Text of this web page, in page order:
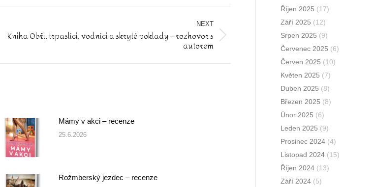
NEXT
NextKniha Obři, trpaslíci, vodníci a skryté poklady – rozhovor s
autorem
Mámy v akci – recenze
25.6.2026
Rožmberský jezdec – recenze
Říjen 2025 (17)
Září 2025 (12)
Srpen 2025 (9)
Červenec 2025 (6)
Červen 2025 (10)
Květen 2025 (7)
Duben 2025 (8)
Březen 2025 (8)
Únor 2025 (6)
Leden 2025 (9)
Prosinec 2024 (4)
Listopad 2024 (15)
Říjen 2024 (13)
Září 2024 (5)